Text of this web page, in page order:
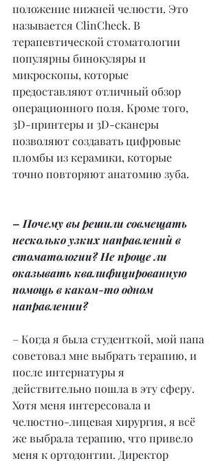
положение нижней челюсти. Это
называется ClinCheck. В
терапевтической стоматологии
популярны бинокуляры и
микроскопы, которые
предоставляют отличный обзор
операционного поля. Кроме того,
3D-принтеры и 3D-сканеры
позволяют создавать цифровые
пломбы из керамики, которые
точно повторяют анатомию зуба.
– Почему вы решили совмещать
несколько узких направлений в
стоматологии? Не проще ли
оказывать квалифицированную
помощь в каком-то одном
направлении?
– Когда я была студенткой, мой папа
советовал мне выбрать терапию, и
после интернатуры я
действительно пошла в эту сферу.
Хотя меня интересовала и
челюстно-лицевая хирургия, я всё
же выбрала терапию, что привело
меня к ортодонтии. Директор